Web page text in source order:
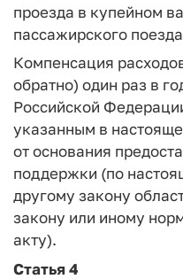
проезда в купейном
пассажирского
Компенсация
обратно) один раз в
Российской
указанным в
от основания
поддержки (по
другому закону
закону или иному
акту).
Статья 4